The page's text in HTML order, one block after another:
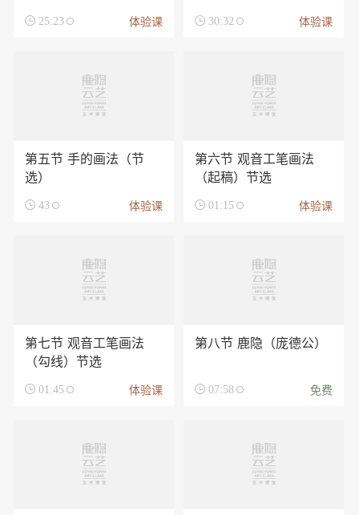
 25:23 体验课  30:32 体验课
第五节 手的画法（节
选）
 43 体验课
第六节 观音工笔画法
（起稿）节选
 01:15 体验课
第七节 观音工笔画法
（勾线）节选
 01:45 体验课
第八节 鹿隐（庞德公）
 07:58 免费